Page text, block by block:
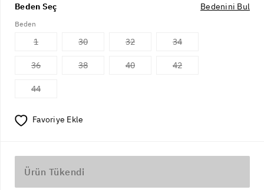
Beden Seç
Bedenini Bul
Beden
1 30 32 34
36 38 40 42
44
Favoriye Ekle
Ürün Tükendi